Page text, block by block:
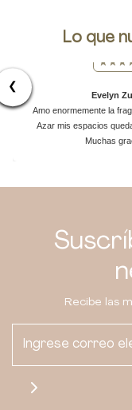
Lo que
❮
Evelyn
Amo enormemente la
Azar mis espacios
Muchas
Recibe las